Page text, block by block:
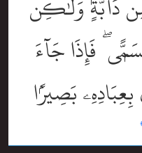
فَإِذَا جَآءَ
بَصِيرًۢا